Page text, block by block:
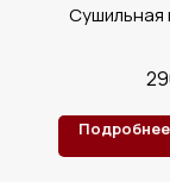
Сушильная
Подробнее